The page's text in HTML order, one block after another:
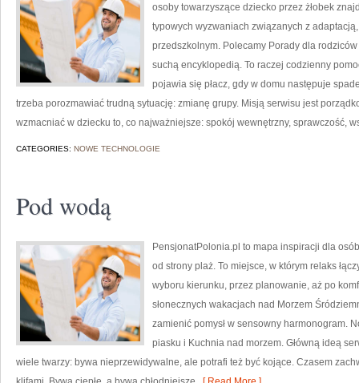
osoby towarzyszące dziecko przez żłobek
typowych wyzwaniach związanych z
przedszkolnym. Polecamy Porady dla
suchą encyklopedią. To raczej codzienny
pojawia się płacz, gdy w domu następuje
trzeba porozmawiać trudną sytuację: zmianę grupy. Misją serwisu jest
wzmacniać w dziecku to, co najważniejsze: spokój wewnętrzny, sprawczość,
CATEGORIES: NOWE TECHNOLOGIE
Pod wodą
PensjonatPolonia.pl to mapa inspiracji dla
od strony plaż. To miejsce, w którym relaks
wyboru kierunku, przez planowanie, aż po
słonecznych wakacjach nad Morzem
zamienić pomysł w sensowny harmonogram.
piasku i Kuchnia nad morzem. Główną ideą
wiele twarzy: bywa nieprzewidywalne, ale potrafi też być kojące. Czasem